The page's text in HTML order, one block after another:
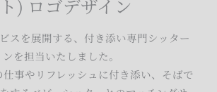
) ロゴデザイン
スを展開する、付き添い専門シッター
を担当いたしました。
事やリフレッシュに付き添い、そばで